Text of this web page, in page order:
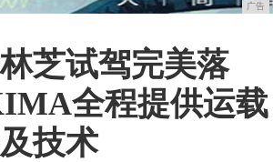
广告
芝试驾完美落
全程提供运载
技术